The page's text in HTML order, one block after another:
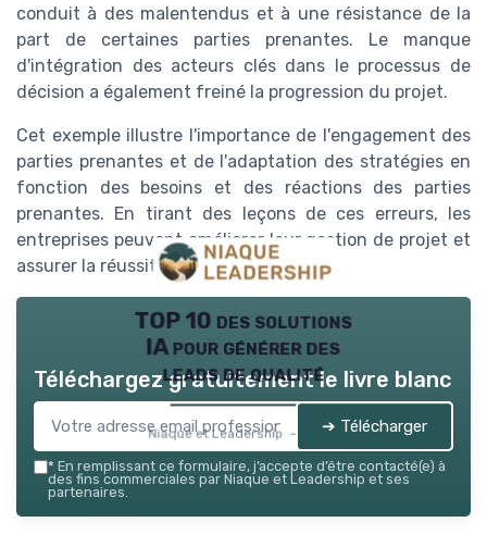
conduit à des malentendus et à une résistance de la
part de certaines parties prenantes. Le manque
d'intégration des acteurs clés dans le processus de
décision a également freiné la progression du projet.
Cet exemple illustre l'importance de l'engagement des
parties prenantes et de l'adaptation des stratégies en
fonction des besoins et des réactions des parties
prenantes. En tirant des leçons de ces erreurs, les
entreprises peuvent améliorer leur gestion de projet et
assurer la réussite de leurs initiatives.
TOP 10 des solutions
IA pour générer des
leads de qualité
Niaque et Leadership — 2026
Téléchargez gratuitement le livre blanc
➔ Télécharger
* En remplissant ce formulaire, j’accepte d’être contacté(e) à
des fins commerciales par Niaque et Leadership et ses
partenaires.